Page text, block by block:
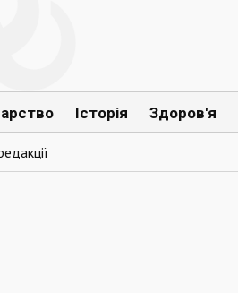
Історія Здоров'я